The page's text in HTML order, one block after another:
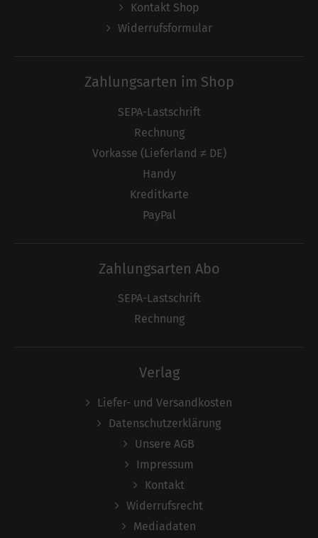
Kontakt Shop
Widerrufsformular
Zahlungsarten im Shop
SEPA-Lastschrift
Rechnung
Vorkasse (Lieferland ≠ DE)
Handy
Kreditkarte
PayPal
Zahlungsarten Abo
SEPA-Lastschrift
Rechnung
Verlag
Liefer- und Versandkosten
Datenschutzerklärung
Unsere AGB
Impressum
Kontakt
Widerrufsrecht
Mediadaten